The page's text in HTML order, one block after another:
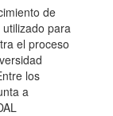
de
para
el proceso
los
a